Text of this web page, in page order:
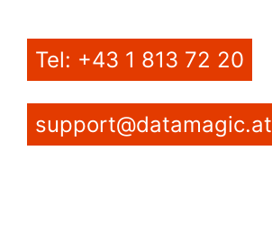
Tel: +43 1 813 72 20
support@datamagic.at